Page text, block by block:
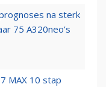
na sterk
75 A320neo’s
MAX 10 stap